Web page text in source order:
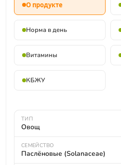
О продукте
Норма в день
Витамины
КБЖУ
ТИП
Овощ
СЕМЕЙСТВО
Паслёновые (Solanaceae)